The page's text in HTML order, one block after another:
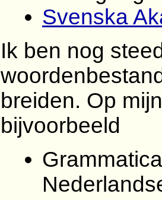
Svenska
Ik ben nog
breiden. Op
bijvoorbeeld